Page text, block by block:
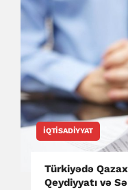
İQTISADIYYAT
Türkiyədə
Qeydiyyatı və